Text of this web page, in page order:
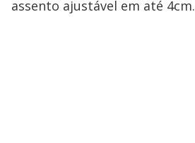
assento ajustável em até 4cm.